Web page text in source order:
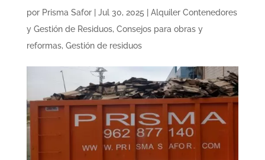
por Prisma Safor| Jul 30, 2025
Alquiler Contenedores
y Gestión de Residuos, Consejos para obras y
reformas, Gestión de residuos